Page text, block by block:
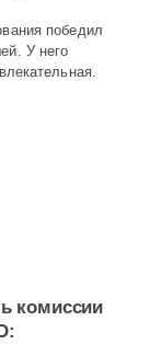
победил
У него
комиссии